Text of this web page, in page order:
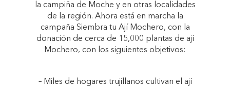
la campiña de Moche y en otras localidades
de la región. Ahora está en marcha la
campaña Siembra tu Ají Mochero, con la
donación de cerca de 15,000 plantas de ají
Mochero, con los siguientes objetivos:
– Miles de hogares trujillanos cultivan el ají